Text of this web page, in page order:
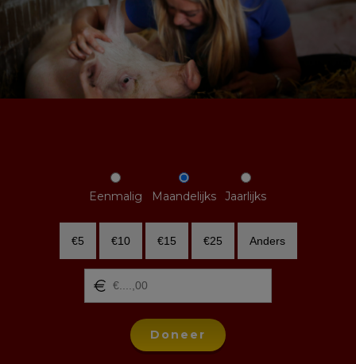
Eenmalig Maandelijks Jaarlijks
€5 €10 €15 €25 Anders
Doneer